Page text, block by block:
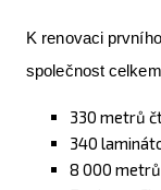
K renovaci
společnost
330 metrů
340
8 000